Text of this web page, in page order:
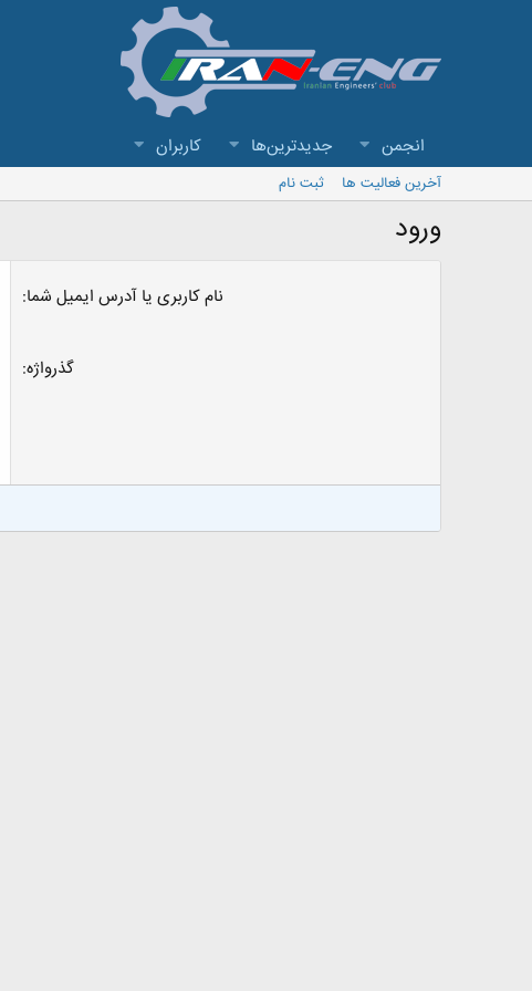
انجمن جدیدترین‌ها کاربران
آخرین فعالیت ها ثبت نام
ورود
نام کاربری یا آدرس ایمیل شما
گذرواژه